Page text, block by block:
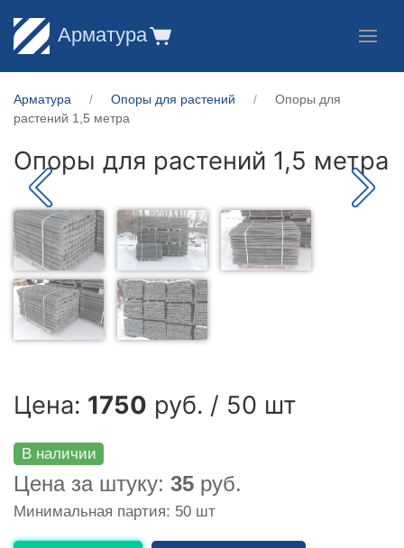
Арматура
Арматура Опоры для растений
Опоры для
растений 1,5 метра
Опоры для растений 1,5 метра
Цена: 1750 руб. / 50 шт
В наличии
Цена за штуку: 35 руб.
Минимальная партия: 50 шт